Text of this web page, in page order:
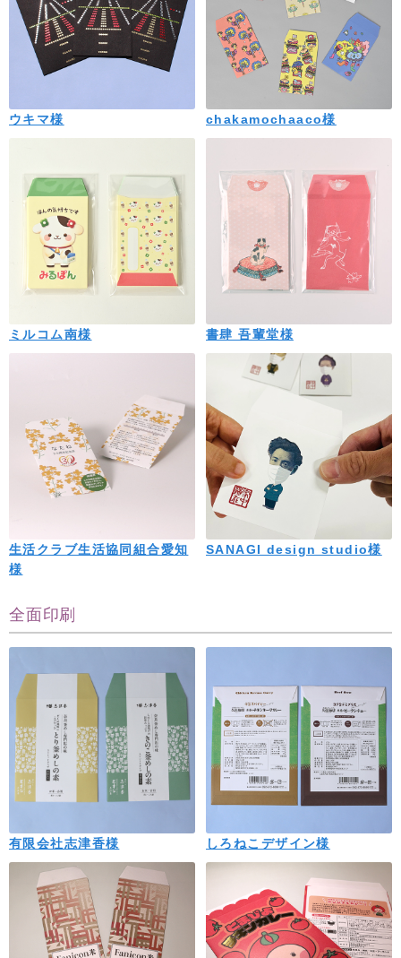
ウキマ様 chakamochaaco様
ミルコム南様 書肆 吾輩堂様
生活クラブ生活協同組合愛知
様
SANAGI design studio様
全面印刷
有限会社志津香様 しろねこデザイン様